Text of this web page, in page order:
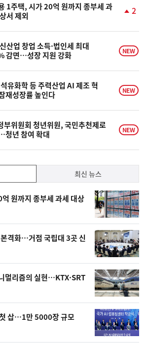
1주택, 시가 20억 원까지 종부세 과
서 제외
상
승
2
산업 창업 소득·법인세 최대
감면…성장 지원 강화
NEW
유화학 등 주력산업 AI 제조 혁
재성장률 높인다
NEW
부위원회 청년위원, 국민추천제로
청년 참여 확대
NEW
최신 뉴스
원까지 종부세 과세 대상
격화…거점 국립대 3곳 신
멀리즘의 실현…KTX·SRT
삽…1만 5000장 규모